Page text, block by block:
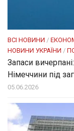
ВСІ НОВИНИ /
НОВИНИ УКРАЇНИ /
Запаси
Німеччини під
05.06.2026